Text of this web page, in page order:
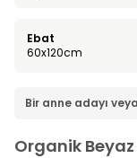
Ebat
60x120cm
Bir anne adayı
Organik